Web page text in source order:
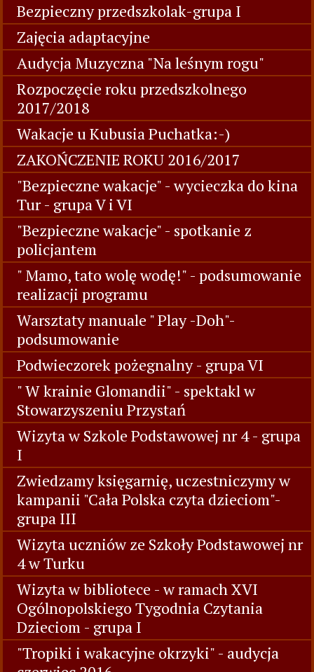
Bezpieczny przedszkolak-grupa I
Zajęcia adaptacyjne
Audycja Muzyczna "Na leśnym rogu"
Rozpoczęcie roku przedszkolnego
2017/2018
Wakacje u Kubusia Puchatka:-)
ZAKOŃCZENIE ROKU 2016/2017
"Bezpieczne wakacje" - wycieczka do kina
Tur - grupa V i VI
"Bezpieczne wakacje" - spotkanie z
policjantem
" Mamo, tato wolę wodę!" - podsumowanie
realizacji programu
Warsztaty manuale " Play -Doh"-
podsumowanie
Podwieczorek pożegnalny - grupa VI
" W krainie Glomandii" - spektakl w
Stowarzyszeniu Przystań
Wizyta w Szkole Podstawowej nr 4 - grupa
I
Zwiedzamy księgarnię, uczestniczymy w
kampanii "Cała Polska czyta dzieciom"-
grupa III
Wizyta uczniów ze Szkoły Podstawowej nr
4 w Turku
Wizyta w bibliotece - w ramach XVI
Ogólnopolskiego Tygodnia Czytania
Dzieciom - grupa I
"Tropiki i wakacyjne okrzyki" - audycja